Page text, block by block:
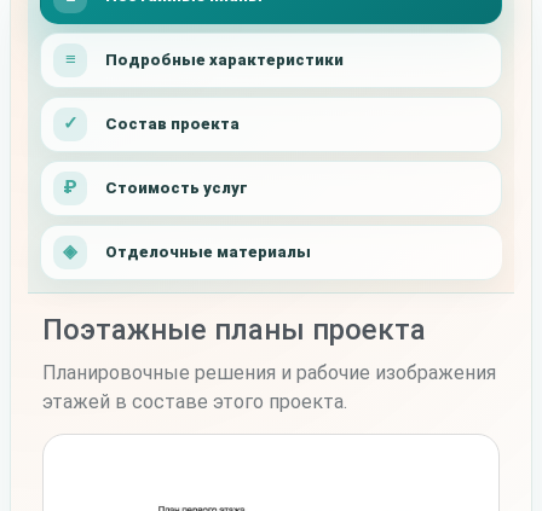
Подробные характеристики
Состав проекта
Стоимость услуг
Отделочные материалы
Поэтажные планы проекта
Планировочные решения и рабочие изображения
этажей в составе этого проекта.